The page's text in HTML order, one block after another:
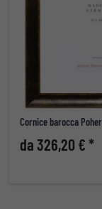
Cornice barocca Poher
da 326,20 € *